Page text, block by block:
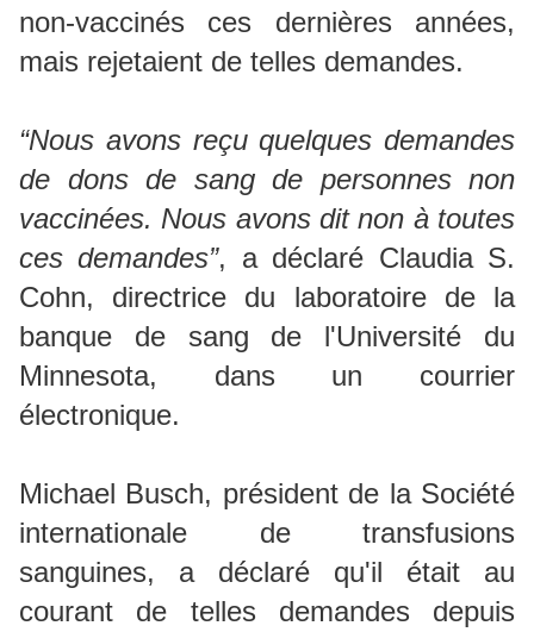
non-vaccinés ces dernières années,
mais rejetaient de telles demandes.
“Nous avons reçu quelques demandes
de dons de sang de personnes non
vaccinées. Nous avons dit non à toutes
ces demandes”, a déclaré Claudia S.
Cohn, directrice du laboratoire de la
banque de sang de l'Université du
Minnesota, dans un courrier
électronique.
Michael Busch, président de la Société
internationale de transfusions
sanguines, a déclaré qu'il était au
courant de telles demandes depuis